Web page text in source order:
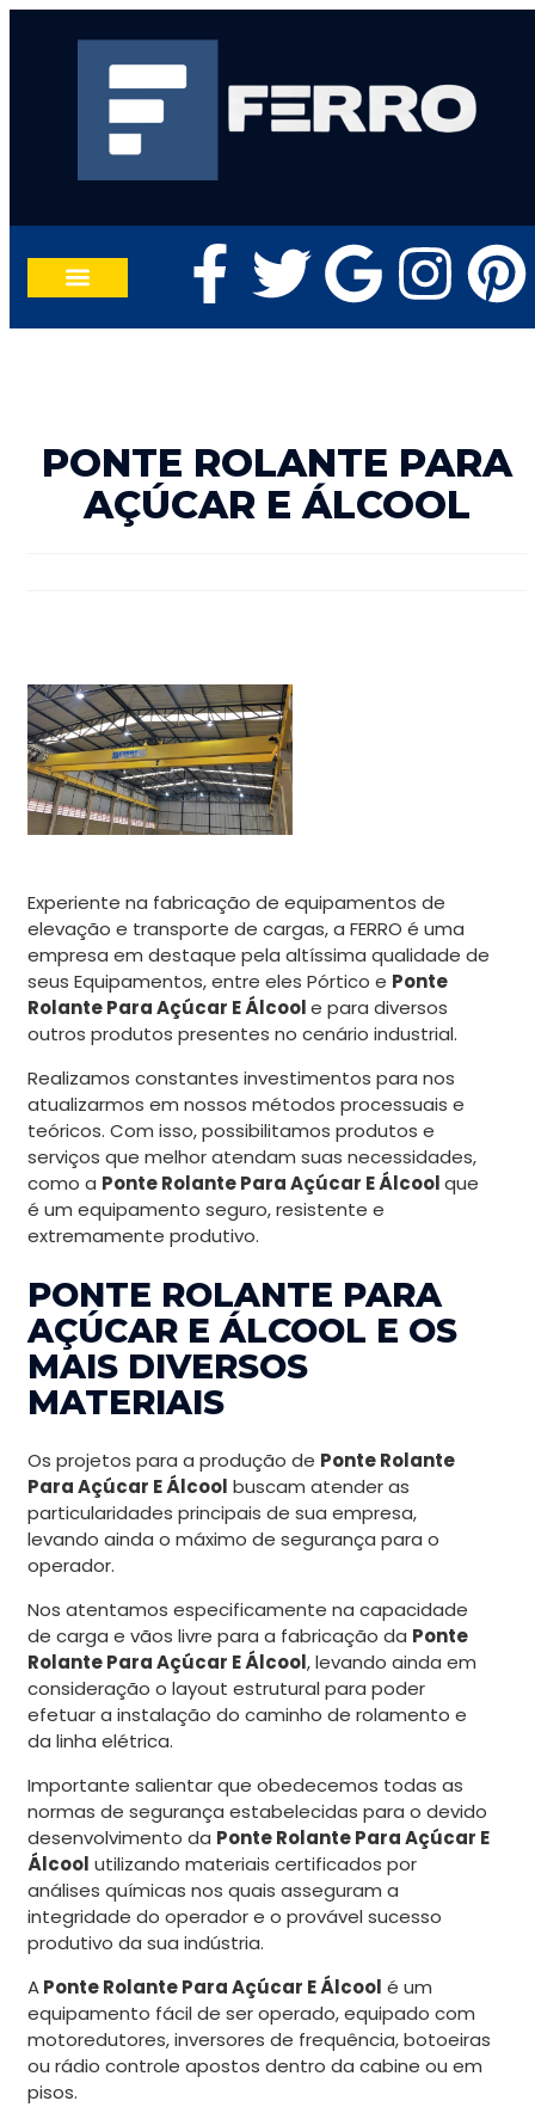
PONTE ROLANTE PARA
AÇÚCAR E ÁLCOOL
Experiente na fabricação de equipamentos de
elevação e transporte de cargas, a FERRO é uma
empresa em destaque pela altíssima qualidade de
seus Equipamentos, entre eles Pórtico e Ponte
Rolante Para Açúcar E Álcoole para diversos
outros produtos presentes no cenário industrial.
Realizamos constantes investimentos para nos
atualizarmos em nossos métodos processuais e
teóricos. Com isso, possibilitamos produtos e
serviços que melhor atendam suas necessidades,
como a Ponte Rolante Para Açúcar E Álcoolque
é um equipamento seguro, resistente e
extremamente produtivo.
PONTE ROLANTE PARA
AÇÚCAR E ÁLCOOL E OS
MAIS DIVERSOS
MATERIAIS
Os projetos para a produção de Ponte Rolante
Para Açúcar E Álcool buscam atender as
particularidades principais de sua empresa,
levando ainda o máximo de segurança para o
operador.
Nos atentamos especificamente na capacidade
de carga e vãos livre para a fabricação da Ponte
Rolante Para Açúcar E Álcool, levando ainda em
consideração o layout estrutural para poder
efetuar a instalação do caminho de rolamento e
da linha elétrica.
Importante salientar que obedecemos todas as
normas de segurança estabelecidas para o devido
desenvolvimento da Ponte Rolante Para Açúcar E
Álcool utilizando materiais certificados por
análises químicas nos quais asseguram a
integridade do operador e o provável sucesso
produtivo da sua indústria.
APonte Rolante Para Açúcar E Álcool é um
equipamento fácil de ser operado, equipado com
motoredutores, inversores de frequência, botoeiras
ou rádio controle apostos dentro da cabine ou em
pisos.